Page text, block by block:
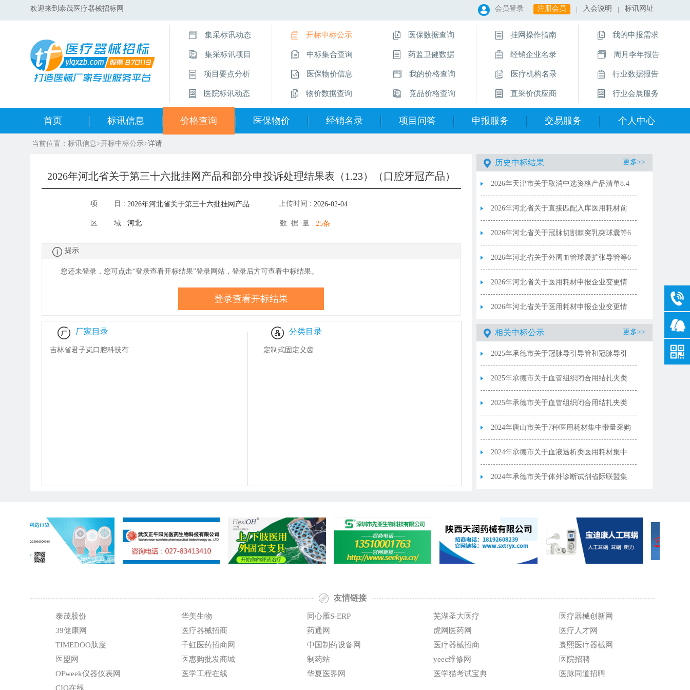
欢迎来到泰茂医疗器械招标网 会员登录 注册会员 入会说明 标讯网址
集采标讯动态
集采标讯项目
项目要点分析
医院标讯动态
开标中标公示
中标集合查询
医保物价信息
物价数据查询
医保数据查询
药监卫健数据
我的价格查询
竞品价格查询
挂网操作指南
经销企业名录
医疗机构名录
直采价供应商
我的申报需求
周月季年报告
行业数据报告
行业会展服务
首页 标讯信息
集采标讯动态
集采标讯项目
医院标讯动态
价格查询
开标中标公示
目录集合查询
医保物价
物价数据查询
医保数据查询
经销名录
直采价供应商
项目问答
项目问答
申报服务 交易服务 个人中心
当前位置： 标讯信息>开标中标公示>详请
2026年河北省关于第三十六批挂网产品和部分申投诉处理结果表（1.23）（口腔牙冠产品）
项 目 : 2026年河北省关于第三十六批挂网产品
和部分申投诉处理结果表（1.23）（口
上传时间 : 2026-02-04
区 域 : 河北 数 据 量 : 25条
提示
您还未登录，您可点击“登录查看开标结果”登录网站，登录后方可查看中标结果。
登录查看开标结果
厂家目录
吉林省君子岚口腔科技有
分类目录
定制式固定义齿
历史中标结果 更多>>
2026年天津市关于取消中选资格产品清单8.4
2026年河北省关于直接匹配入库医用耗材前
15位编码表（第十六批）
2026年河北省关于冠脉切割棘突乳突球囊等6
个采购品种部分中选产品信息变更表
2026年河北省关于外周血管球囊扩张导管等6
种集中带量采购医用耗材增补产品
（20260716版）
2026年河北省关于医用耗材申报企业变更情
况（耗材）
2026年河北省关于医用耗材申报企业变更情
况（试剂）
相关中标公示 更多>>
2025年承德市关于冠脉导引导管和冠脉导引
导丝协议期满接续集中带量采购中选结果
2025年承德市关于血管组织闭合用结扎夹类
医用耗材省际联盟集中带量采购中选结果(连
发血管组织闭合用结扎夹)
2025年承德市关于血管组织闭合用结扎夹类
医用耗材省际联盟集中带量采购中选结果(单
发血管组织闭合用结扎夹）
2024年唐山市关于7种医用耗材集中带量采购
中选结果
2024年承德市关于血液透析类医用耗材集中
带量采购中选结果
2024年承德市关于体外诊断试剂省际联盟集
友情链接
泰茂股份 华美生物 同心雁S-ERP 芜湖圣大医疗
医疗器械创新网
39健康网
医疗器械招商 药通网 虎网医药网
医疗人才网
TIMEDOO肽度
千虹医药招商网 中国制药设备网 医疗器械招商
寰熙医疗器械网
医盟网
医惠购批发商城 制药站 yeec维修网
医院招聘
OFweek仪器仪表网
医学工程在线 华夏医界网 医学猫考试宝典
医脉同道招聘
CIO在线